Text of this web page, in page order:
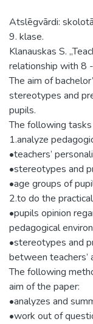
Atslēgvārdi:
9. klase.
Klanauskas S.
relationship with 8
The aim of
stereotypes and
pupils.
The following
1.analyze
•teachers’
•stereotypes and
•age groups of
2.to do the
•pupils opinion
pedagogical
•stereotypes and
between teachers’
The following
aim of the paper:
•analyzes and
•work out of